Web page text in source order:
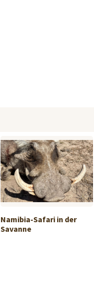
Namibia-Safari in der
Savanne